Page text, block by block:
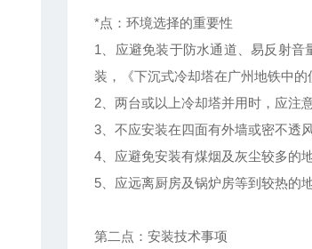
*点：环境选择的重要性
1、应避免装于防水通道、易反射
装，《下沉式冷却塔在广州地铁中的
2、两台或以上冷却塔并用时，应注
3、不应安装在四面有外墙或密不透
4、应避免安装有煤烟及灰尘较多的
5、应远离厨房及锅炉房等到较热的地
第二点：安装技术事项